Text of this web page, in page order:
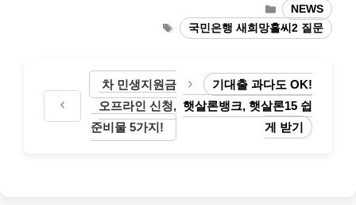
카
테
고
NEWS
태
그
국민은행 새희망홀씨2 질문
차 민생지원금
오프라인 신청,
준비물 5가지!
기대출 과다도 OK!
햇살론뱅크, 햇살론15 쉽
게 받기